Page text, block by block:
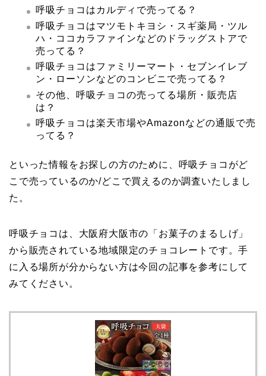
呼吸チョコはカルディで売ってる？
呼吸チョコはマツモトキヨシ・スギ薬局・ツル
ハ・ココカラファインなどのドラッグストアで
売ってる？
呼吸チョコはファミリーマート・セブンイレブ
ン・ローソンなどのコンビニで売ってる？
その他、呼吸チョコの売ってる場所・販売店
は？
呼吸チョコは楽天市場やAmazonなどの通販で売
ってる？
といった情報をお探しの方のために、呼吸チョコがど
こで売っているのか/どこで買えるのか調査いたしまし
た。
呼吸チョコは、大阪府大阪市の「お菓子のまるしげ」
から販売されている地域限定のチョコレートです。手
に入る場所が分からない方は今回の記事を参考にして
みてください。